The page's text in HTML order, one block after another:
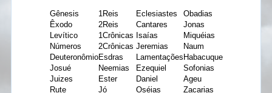
Gênesis 1Reis Eclesiastes
Obadias
Êxodo
2Reis Cantares
Jonas
Levítico
1Crônicas Isaías
Miquéias
Números
2Crônicas Jeremias
Naum
DeuteronômioEsdras Lamentações Habacuque
Josué
Neemias Ezequiel
Sofonias
Juizes
Ester Daniel
Ageu
Rute
Jó Oséias Zacarias